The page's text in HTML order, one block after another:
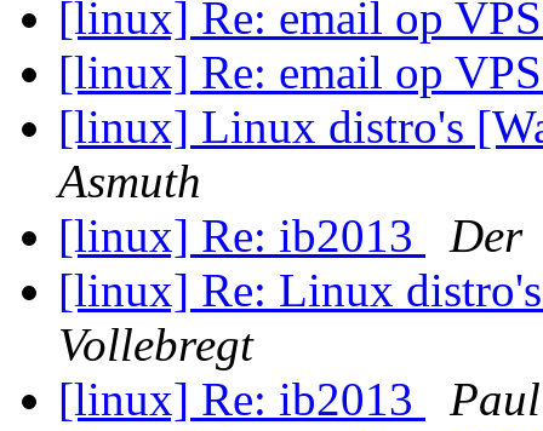
[linux] Re: email op
[linux] Re: email op
[linux] Linux distro's
Asmuth
[linux] Re: ib2013
Der
[linux] Re: Linux
Vollebregt
[linux] Re: ib2013